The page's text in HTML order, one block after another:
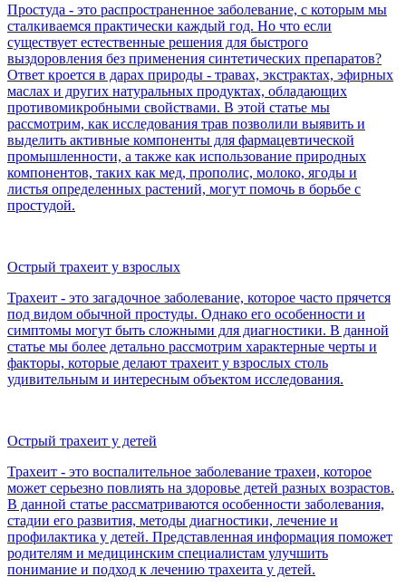
Простуда - это распространенное заболевание, с которым мы
сталкиваемся практически каждый год. Но что если
существует естественные решения для быстрого
выздоровления без применения синтетических препаратов?
Ответ кроется в дарах природы - травах, экстрактах, эфирных
маслах и других натуральных продуктах, обладающих
противомикробными свойствами. В этой статье мы
рассмотрим, как исследования трав позволили выявить и
выделить активные компоненты для фармацевтической
промышленности, а также как использование природных
компонентов, таких как мед, прополис, молоко, ягоды и
листья определенных растений, могут помочь в борьбе с
простудой.
Острый трахеит у взрослых
Трахеит - это загадочное заболевание, которое часто прячется
под видом обычной простуды. Однако его особенности и
симптомы могут быть сложными для диагностики. В данной
статье мы более детально рассмотрим характерные черты и
факторы, которые делают трахеит у взрослых столь
удивительным и интересным объектом исследования.
Острый трахеит у детей
Трахеит - это воспалительное заболевание трахеи, которое
может серьезно повлиять на здоровье детей разных возрастов.
В данной статье рассматриваются особенности заболевания,
стадии его развития, методы диагностики, лечение и
профилактика у детей. Представленная информация поможет
родителям и медицинским специалистам улучшить
понимание и подход к лечению трахеита у детей.